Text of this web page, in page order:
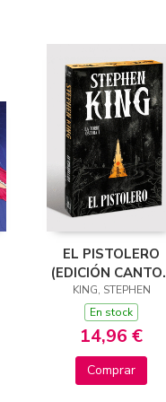
EL PISTOLERO
(EDICIÓN
TINTADOS) (LA
TORRE OSCURA
KING, STEPHEN
En stock
14,96 €
Comprar